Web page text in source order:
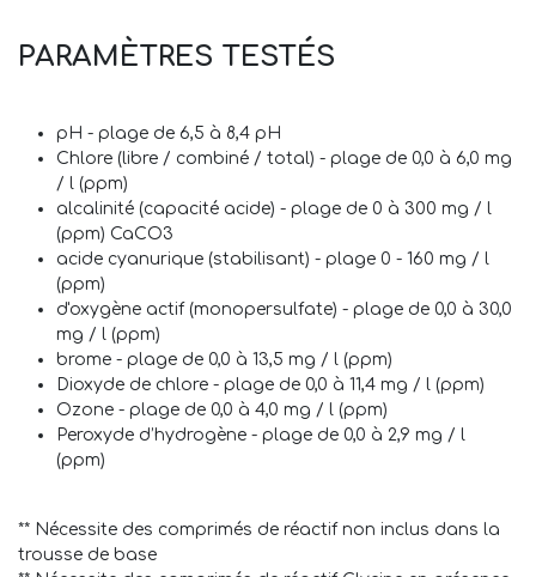
PARAMÈTRES TESTÉS
pH - plage de 6,5 à 8,4 pH
Chlore (libre / combiné / total) - plage de 0,0 à 6,0 mg
/ l (ppm)
alcalinité (capacité acide) - plage de 0 à 300 mg / l
(ppm) CaCO3
acide cyanurique (stabilisant) - plage 0 - 160 mg / l
(ppm)
d'oxygène actif (monopersulfate) - plage de 0,0 à 30,0
mg / l (ppm)
brome - plage de 0,0 à 13,5 mg / l (ppm)
Dioxyde de chlore - plage de 0,0 à 11,4 mg / l (ppm)
Ozone - plage de 0,0 à 4,0 mg / l (ppm)
Peroxyde d’hydrogène - plage de 0,0 à 2,9 mg / l
(ppm)
** Nécessite des comprimés de réactif non inclus dans la
trousse de base